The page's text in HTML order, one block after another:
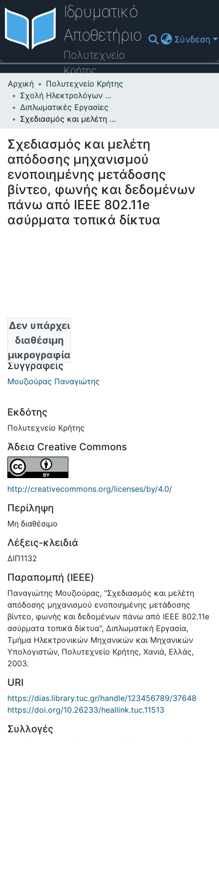
Ιδρυματικό
Αποθετήριο
Πολυτεχνείο
Κρήτης
Σύνδεση
Κοινότητες & Συλλογές
Πλοήγηση στο Αποθετήριο
Επικοινωνία
Οδηγός Βοήθειας
Αρχική
Πολυτεχνείο Κρήτης
Σχολή Ηλεκτρολόγων Μηχανικών και Μηχανικών Υπολογιστών
Διπλωματικές Εργασίες
Σχεδιασμός και μελέτη απόδοσης μηχανισμού ενοποιημένης μετάδοσης βίντεο, φωνής και δεδομένων πάνω από IEEE 802.11e ασύρματα τοπικά δίκτυα
Σχεδιασμός και μελέτη
απόδοσης μηχανισμού
ενοποιημένης μετάδοσης
βίντεο, φωνής και δεδομένων
πάνω από IEEE 802.11e
ασύρματα τοπικά δίκτυα
Δεν υπάρχει
διαθέσιμη
μικρογραφία
Ημερομηνία
2003
Συγγραφείς
Μουζιούρας Παναγιώτης
Εκδότης
Πολυτεχνείο Κρήτης
Άδεια Creative Commons
http://creativecommons.org/licenses/by/4.0/
Περίληψη
Μη διαθέσιμο
Λέξεις-κλειδιά
ΔΙΠ1132
Παραπομπή (IEEE)
Παναγιώτης Μουζιούρας, "Σχεδιασμός και μελέτη
απόδοσης μηχανισμού ενοποιημένης μετάδοσης
βίντεο, φωνής και δεδομένων πάνω από IEEE 802.11e
ασύρματα τοπικά δίκτυα", Διπλωματική Εργασία,
Τμήμα Ηλεκτρονικών Μηχανικών και Μηχανικών
Υπολογιστών, Πολυτεχνείο Κρήτης, Χανιά, Ελλάς,
2003.
URI
https://dias.library.tuc.gr/handle/123456789/37648
https://doi.org/10.26233/heallink.tuc.11513
Συλλογές
Σχολή Ηλεκτρολόγων Μηχανικών και Μηχανικών